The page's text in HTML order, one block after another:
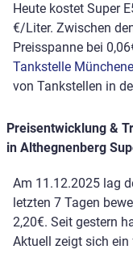
Heute kostet Super
€/Liter. Zwischen
Preisspanne bei
Tankstelle
von Tankstellen in
Preisentwicklung &
in Althegnenberg
Am 11.12.2025 lag
letzten 7 Tagen
2,20€. Seit gestern
Aktuell zeigt sich ein